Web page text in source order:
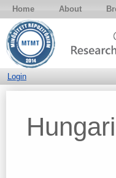
Home About
Login